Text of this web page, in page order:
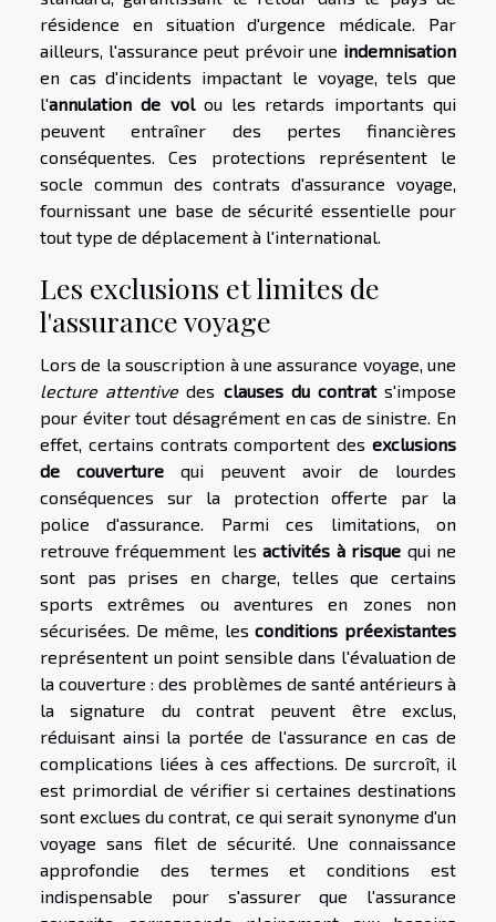
résidence en situation d'urgence médicale. Par
ailleurs, l'assurance peut prévoir une indemnisation
en cas d'incidents impactant le voyage, tels que
l'annulation de vol ou les retards importants qui
peuvent entraîner des pertes financières
conséquentes. Ces protections représentent le
socle commun des contrats d'assurance voyage,
fournissant une base de sécurité essentielle pour
tout type de déplacement à l'international.
Les exclusions et limites de
l'assurance voyage
Lors de la souscription à une assurance voyage, une
lecture attentivedes clauses du contrats'impose
pour éviter tout désagrément en cas de sinistre. En
effet, certains contrats comportent des exclusions
de couverture qui peuvent avoir de lourdes
conséquences sur la protection offerte par la
police d'assurance. Parmi ces limitations, on
retrouve fréquemment lesactivités à risque qui ne
sont pas prises en charge, telles que certains
sports extrêmes ou aventures en zones non
sécurisées. De même, lesconditions préexistantes
représentent un point sensible dans l'évaluation de
la couverture : des problèmes de santé antérieurs à
la signature du contrat peuvent être exclus,
réduisant ainsi la portée de l'assurance en cas de
complications liées à ces affections. De surcroît, il
est primordial de vérifier si certaines destinations
sont exclues du contrat, ce qui serait synonyme d'un
voyage sans filet de sécurité. Une connaissance
approfondie des termes et conditions est
indispensable pour s'assurer que l'assurance